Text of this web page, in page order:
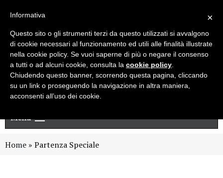
Newsletter
Menu
Home » Partenza Speciale
×
Informativa
Questo sito o gli strumenti terzi da questo utilizzati si avvalgono
di cookie necessari al funzionamento ed utili alle finalità illustrate
nella cookie policy. Se vuoi saperne di più o negare il consenso
a tutti o ad alcuni cookie, consulta la cookie policy
Chiudendo questo banner, scorrendo questa pagina, cliccando
su un link o proseguendo la navigazione in altra maniera,
acconsenti all’uso dei cookie.